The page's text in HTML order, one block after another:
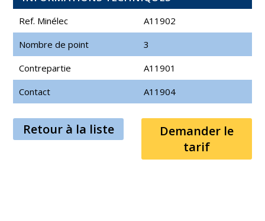
Ref. Minélec
A11902
Nombre de point
3
Contrepartie
A11901
Contact
A11904
Retour à la liste
Demander le
tarif